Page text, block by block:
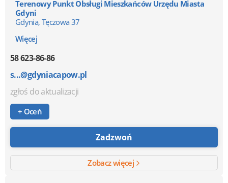
Terenowy Punkt Obsługi Mieszkańców Urzędu Miasta
Gdyni
Gdynia, Tęczowa 37
Więcej
58 623-86-86
s...@gdyniacapow.pl
zgłoś do aktualizacji
+ Oceń
Zadzwoń
Zobacz więcej